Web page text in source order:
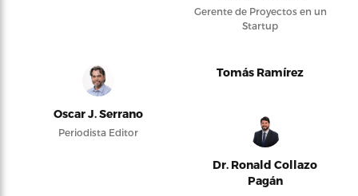
Gerente de Proyectos en un
Startup
Oscar J. Serrano
Periodista Editor
Tomás Ramírez
Dr. Ronald Collazo
Pagán